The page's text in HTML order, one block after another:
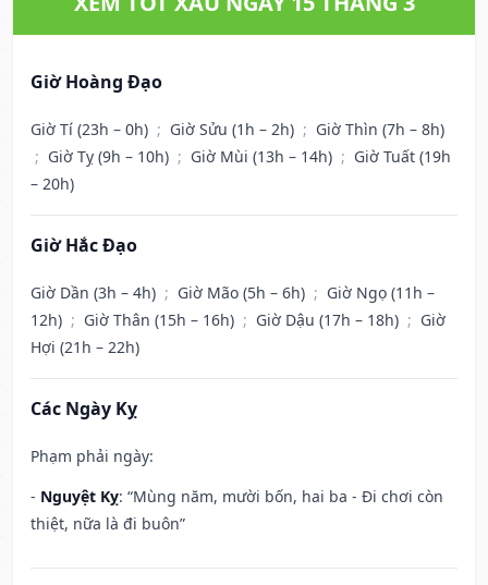
Giờ Hoàng Đạo
Giờ Tí (23h – 0h) ; Giờ Sửu (1h – 2h) ; Giờ Thìn (7h – 8h)
; Giờ Tỵ (9h – 10h) ; Giờ Mùi (13h – 14h) ; Giờ Tuất (19h
– 20h)
Giờ Hắc Đạo
Giờ Dần (3h – 4h) ; Giờ Mão (5h – 6h) ; Giờ Ngọ (11h –
12h) ; Giờ Thân (15h – 16h) ; Giờ Dậu (17h – 18h) ; Giờ
Hợi (21h – 22h)
Các Ngày Kỵ
Phạm phải ngày:
- Nguyệt Kỵ: “Mùng năm, mười bốn, hai ba - Đi chơi còn
thiệt, nữa là đi buôn”